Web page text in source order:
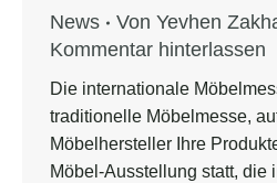
News
Von Yevhen
Kommentar hinterlassen
Die internationale
traditionelle Möbelmesse,
Möbelhersteller Ihre
Möbel-Ausstellung statt, die